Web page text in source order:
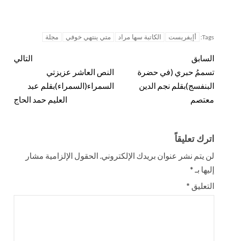
Tags: أإيفريست الكاتبة سها مراد متي ينتهي خوفي مجلة
السابق
تسممُ حبري (في حضرة
البنفسج)بقلم نجم الدين
معتصم
التالي
النص العاشر عزيزتي
السمراء(السمراء)بقلم عبد
العليم حمد الحاج
اترك تعليقاً
لن يتم نشر عنوان بريدك الإلكتروني. الحقول الإلزامية مشار
إليها بـ *
التعليق *